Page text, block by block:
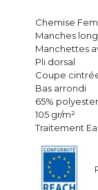
Chemise
Manches
Manchettes
Pli dorsal
Coupe
Bas arrondi
65%
105 gr/m²
Traitement